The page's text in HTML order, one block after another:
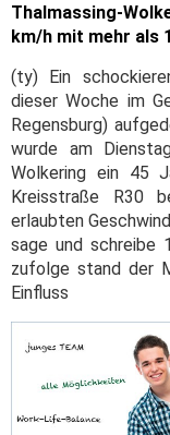
Thalmassing-
km/h mit mehr als
(ty) Ein
dieser Woche im
Regensburg)
wurde am
Wolkering ein 45
Kreisstraße R30
erlaubten
sage und schreibe
zufolge stand der
Einfluss